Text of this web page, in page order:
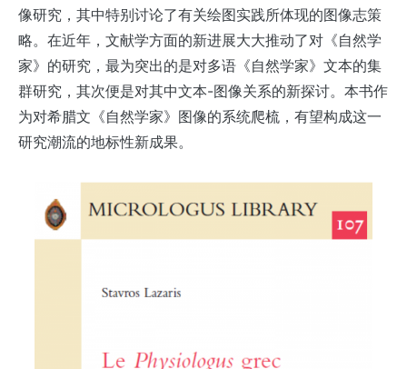
像研究，其中特别讨论了有关绘图实践所体现的图像志策
略。在近年，文献学方面的新进展大大推动了对《自然学
家》的研究，最为突出的是对多语《自然学家》文本的集
群研究，其次便是对其中文本-图像关系的新探讨。本书作
为对希腊文《自然学家》图像的系统爬梳，有望构成这一
研究潮流的地标性新成果。